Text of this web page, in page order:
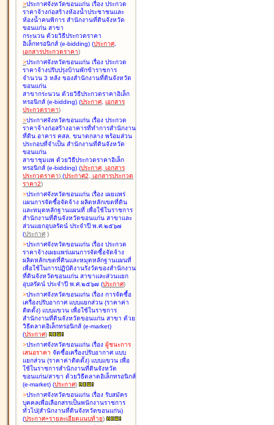
>ประกาศจังหวัดขอนแก่น เรื่อง ประกวด
ราคาจ้างก่อสร้างห้องน้ำประชาชนและ
ห้องน้ำคนพิการ สำนักงานที่ดินจังหวัด
ขอนแก่น สาขา
กระนวน ด้วยวิธีประกวดราคา
อิเล็กทรอนิกส์ (e-bidding) (ประกาศ,
เอกสารประกวดราคา)
>ประกาศจังหวัดขอนแก่น เรื่อง ประกวด
ราคาจ้างปรับปรุงบ้านพักข้าราชการ
จำนวน 3 หลัง ของสำนักงานที่ดินจังหวัด
ขอนแก่น
สาขากระนวน ด้วยวิธีประกวดราคาอิเล็ก
ทรอนิกส์ (e-bidding) (ประกาศ, เอกสาร
ประกวดราคา)
>ประกาศจังหวัดขอนแก่น เรื่อง ประกวด
ราคาจ้างก่อสร้างอาคารที่ทำการสำนักงาน
ที่ดิน อาคาร คสล. ขนาดกลาง พร้อมส่วน
ประกอบที่จำเป็น สำนักงานที่ดินจังหวัด
ขอนแก่น
สาขาชุมแพ ด้วยวิธีประกวดราคาอิเล็ก
ทรอนิกส์ (e-bidding) (ประกาศ, เอกสาร
ประกวดราคา) (ประกาศ2, เอกสารประกวด
ราคา2)
>ประกาศจังหวัดขอนแก่น เรื่อง เผยแพร่
แผนการจัดซื้อจัดจ้าง ผลิตหลักเขตที่ดิน
และหมุดหลักฐานแผนที่ เพื่อใช้ในราชการ
สำนักงานที่ดินจังหวัดขอนแก่น สาขาและ
ส่วนแยกอุบลรัตน์ ประจำปี พ.ศ.๒๕๖๗
(ประกาศ )
>ประกาศจังหวัดขอนแก่น เรื่อง ประกวด
ราคาจ้างเผยแพร่แผนการจัดซื้อจัดจ้าง
ผลิตหลักเขตที่ดินและหมุดหลักฐานแผนที่
เพื่อใช้ในการปฏิบัติงานรังวัดของสำนักงาน
ที่ดินจังหวัดขอนแก่น สาขาและส่วนแยก
อุบลรัตน์ ประจำปี พ.ศ.๒๕๖๗ (ประกาศ)
>ประกาศจังหวัดขอนแก่น เรื่อง การจัดซื้อ
เครื่องปรับอากาศ แบบแยกส่วน (ราคาค่า
ติดตั้ง) แบบแขวน เพื่อใช้ในราชการ
สำนักงานที่ดินจังหวัดขอนแก่น สาขา ด้วย
วิธีตลาดอิเล็กทรอนิกส์ (e-market)
(ประกาศ)
>ประกาศจังหวัดขอนแก่น เรื่อง ผู้ชนะการ
เสนอราคา จัดซื้อเครื่องปรับอากาศ แบบ
แยกส่วน (ราคาค่าติดตั้ง) แบบแขวน เพื่อ
ใช้ในราชการสำนักงานที่ดินจังหวัด
ขอนแก่น/สาขา ด้วยวิธีตลาดอิเล็กทรอนิกส์
(e-market) (ประกาศ)
>ประกาศจังหวัดขอนแก่น เรื่อง รับสมัคร
บุคคลเพื่อเลือกสรรเป็นพนักงานราชการ
ทั่วไป(สำนักงานที่ดินจังหวัดขอนแก่น)
(ประกาศ+รายละเอียดแนบท้าย)